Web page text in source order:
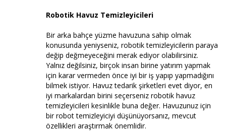
Robotik Havuz Temizleyicileri
Bir arka bahçe yüzme havuzuna sahip olmak
konusunda yeniyseniz, robotik temizleyicilerin paraya
değip değmeyeceğini merak ediyor olabilirsiniz.
Yalnız değilsiniz, birçok insan birine yatırım yapmak
için karar vermeden önce iyi bir iş yapıp yapmadığını
bilmek istiyor. Havuz tedarik şirketleri evet diyor, en
iyi markalardan birini seçerseniz robotik havuz
temizleyicileri kesinlikle buna değer. Havuzunuz için
bir robot temizleyiciyi düşünüyorsanız, mevcut
özellikleri araştırmak önemlidir.